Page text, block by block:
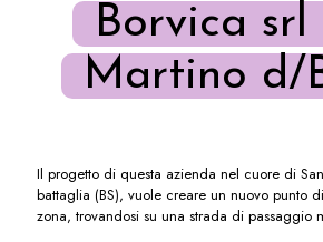
Borvica srl
Martino d/
Il progetto di questa azienda nel cuore di
battaglia (BS), vuole creare un nuovo punto
zona, trovandosi su una strada di passaggio